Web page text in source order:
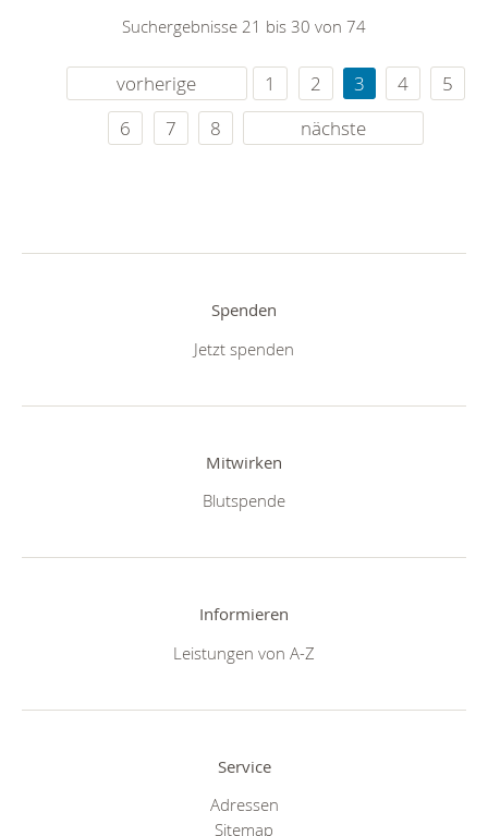
Suchergebnisse 21 bis 30 von 74
vorherige 1 2 3 4
5
6
7 8 nächste
Spenden
Jetzt spenden
Mitwirken
Blutspende
Informieren
Leistungen von A-Z
Service
Adressen
Sitemap